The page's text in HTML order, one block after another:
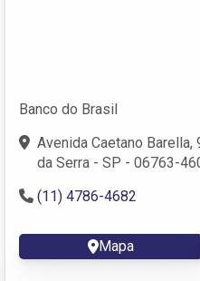
Banco do Brasil
Avenida Caetano
da Serra - SP - 06763-
(11) 4786-4682
Mapa